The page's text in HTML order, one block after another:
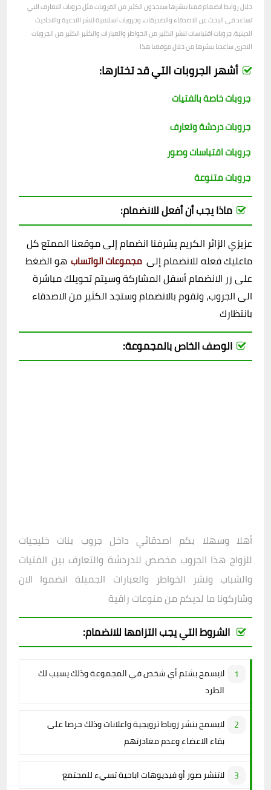
خلال روابط انضمام قمنا بنشرها ستجدون الكثير من القروبات مثل جروبات التعارف التي
تساعد في البحث عن الاصدقاء والصديقات، وجروبات اسلامية لنشر الادعية والاحاديث
الدينية، جروبات اقتباسات لنشر الكثير من الخواطر والعبارات والكثير الكثير من الجروبات
الاخرى ساعدنا بنشرها من خلال موقعنا هذا
أشهر الجروبات التي قد تختارها:
جروبات خاصة بالفتيات
جروبات دردشة وتعارف
جروبات اقتباسات وصور
جروبات متنوعة
ماذا يجب أن أفعل للانضمام:
عزيزي الزائر الكريم يشرفنا انضمام إلى موقعنا الممتع كل
ماعليك فعله للانضمام إلى مجموعات الواتساب هو الضغط
على زر الانضمام أسفل المشاركة وسيتم تحويلك مباشرة
الى الجروب، وتقوم بالانضمام وستجد الكثير من الاصدقاء
بانتظارك
الوصف الخاص بالمجموعة:
أهلا وسهلا بكم اصدقائي داخل جروب بنات خليجيات
للزواج هذا الجروب مخصص للدردشة والتعارف بين الفتيات
والشباب ونشر الخواطر والعبارات الجميلة انضموا الان
وشاركونا ما لديكم من منوعات راقية
الشروط التي يجب التزامها للانضمام:
لايسمح بشتم أي شخص في المجموعة وذلك يسبب لك
الطرد
لايسمح بنشر روباط ترويجية واعلانات وذلك حرصا على
بقاء الاعضاء وعدم مغادرتهم
لاتنشر صور أو فيديوهات اباحية تسيء للمجتمع